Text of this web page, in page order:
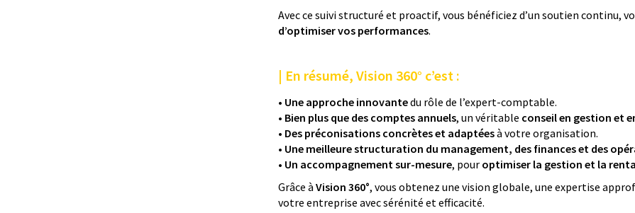
Avec ce suivi structuré et proactif, vous bénéficiez d’un soutien continu,
d’optimiser vos performances.
| En résumé, Vision 360° c’est :
• Une approche innovantedu rôle de l’expert-comptable.
• Bien plus que des comptes annuels, un véritable conseil en gestion et
• Des préconisations concrètes et adaptéesà votre organisation.
• Une meilleure structuration du management, des finances et des
• Un accompagnement sur-mesure, pour optimiser la gestion et la
Grâce à Vision 360°, vous obtenez une vision globale, une expertise
votre entreprise avec sérénité et efficacité.